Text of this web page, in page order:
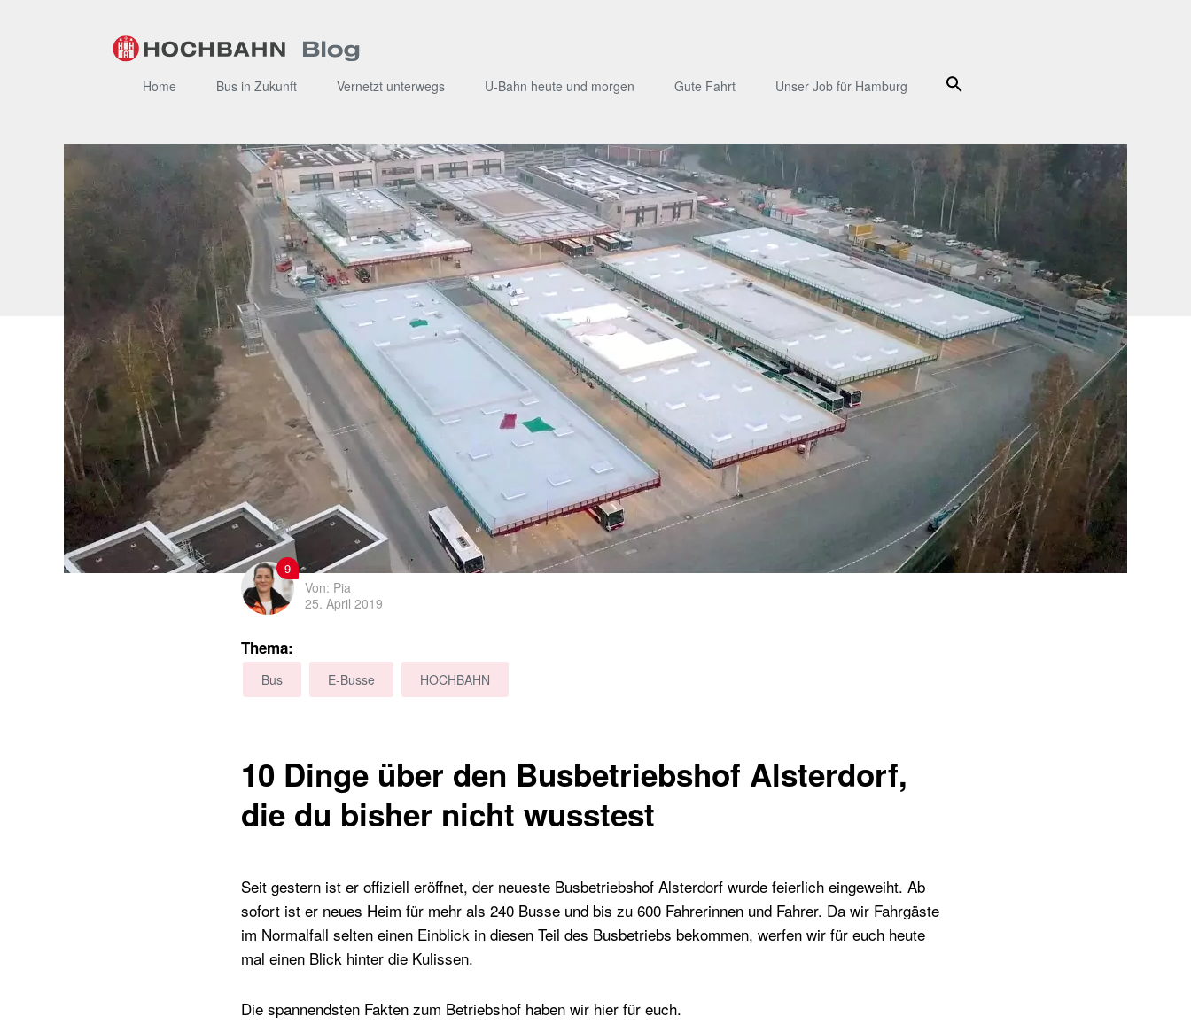
Home Bus in Zukunft Vernetzt unterwegs U-Bahn heute und morgen Gute Fahrt Unser Job für Hamburg Suche
9
Von: Pia
25. April 2019
Thema:
Bus E-Busse HOCHBAHN
10 Dinge über den Busbetriebshof Alsterdorf,
die du bisher nicht wusstest
Seit gestern ist er offiziell eröffnet, der neueste Busbetriebshof Alsterdorf wurde feierlich eingeweiht. Ab
sofort ist er neues Heim für mehr als 240 Busse und bis zu 600 Fahrerinnen und Fahrer. Da wir Fahrgäste
im Normalfall selten einen Einblick in diesen Teil des Busbetriebs bekommen, werfen wir für euch heute
mal einen Blick hinter die Kulissen.
Die spannendsten Fakten zum Betriebshof haben wir hier für euch.